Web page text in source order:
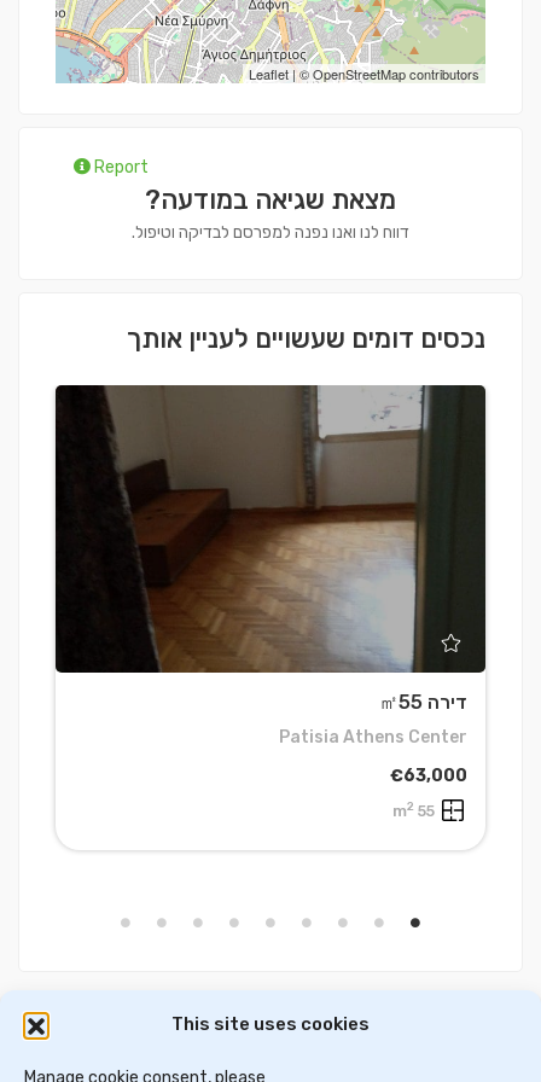
This site uses cookies
Manage cookie consent, please
Leaflet| ©OpenStreetMapcontributors
Report
מצאת שגיאה במודעה?
דווח לנו ואנו נפנה למפרסם לבדיקה וטיפול.
נכסים דומים שעשויים לעניין אותך
דירה ㎡55
Patisia Athens Center
€63,000
55 m
2